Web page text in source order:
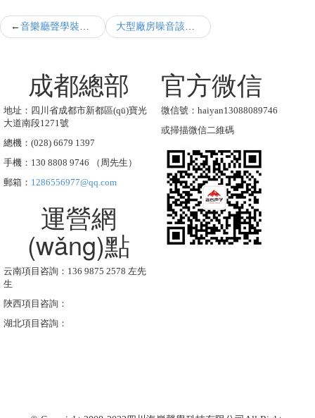
音樂廳聲學裝修的注意事項有哪些 大型廠房噪音該怎么處理
成都總部
地址：四川省成都市新都區(qū)寶光
大道南段1271號
總機：(028) 6679 1397
手機：130 8808 9746 （周先生）
郵箱： 1286556977@qq.com
運營網
(wǎng)點
云南項目咨詢：136 9875 2578 左先
生
陜西項目咨詢：
湖北項目咨詢：
官方微信
微信號：haiyan13088089746
或掃描微信二維碼